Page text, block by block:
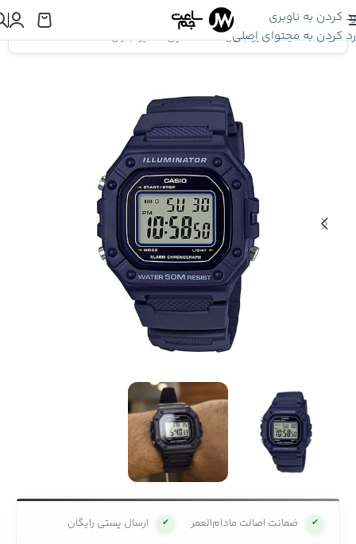
رد کردن به ناوبری
رد کردن به محتوای اصلی
اینجا هستید:کاسیو جنرال»ساعت مچی کاسیو جنرال W-218H-2AV
✔ ضمانت اصالت مادام‌العمر ✔ ارسال پستی رایگان